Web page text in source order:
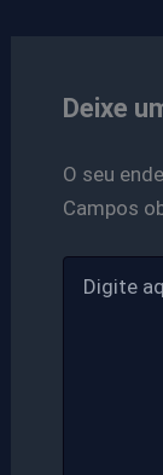
Deixe
O seu
Campos
aqui...